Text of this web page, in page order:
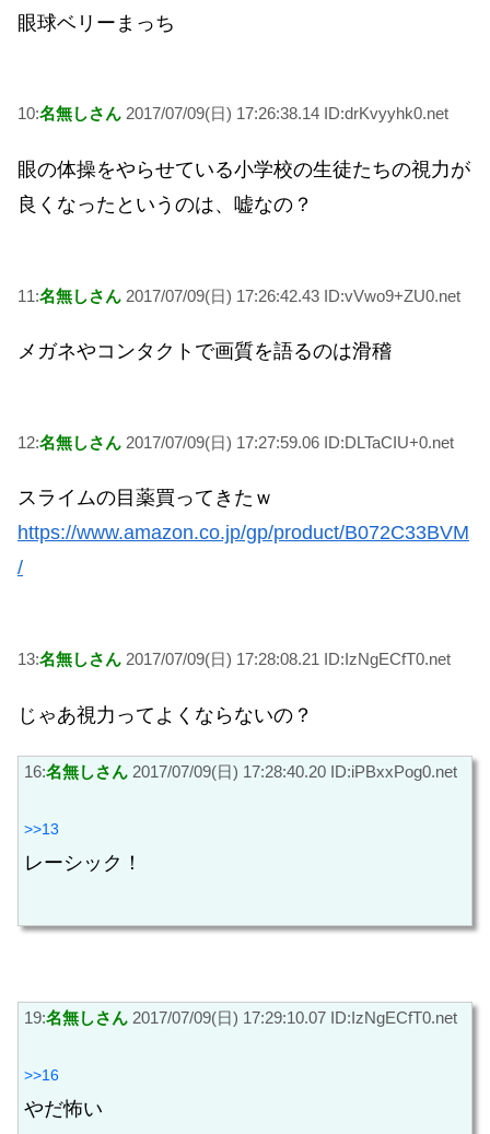
眼球ベリーまっち
10:名無しさん 2017/07/09(日) 17:26:38.14 ID:drKvyyhk0.net
眼の体操をやらせている小学校の生徒たちの視力が
良くなったというのは、嘘なの？
11:名無しさん 2017/07/09(日) 17:26:42.43 ID:vVwo9+ZU0.net
メガネやコンタクトで画質を語るのは滑稽
12:名無しさん 2017/07/09(日) 17:27:59.06 ID:DLTaCIU+0.net
スライムの目薬買ってきたｗ
https://www.amazon.co.jp/gp/product/B072C33BVM
/
13:名無しさん 2017/07/09(日) 17:28:08.21 ID:IzNgECfT0.net
じゃあ視力ってよくならないの？
16:名無しさん 2017/07/09(日) 17:28:40.20 ID:iPBxxPog0.net
>>13
レーシック！
19:名無しさん 2017/07/09(日) 17:29:10.07 ID:IzNgECfT0.net
>>16
やだ怖い